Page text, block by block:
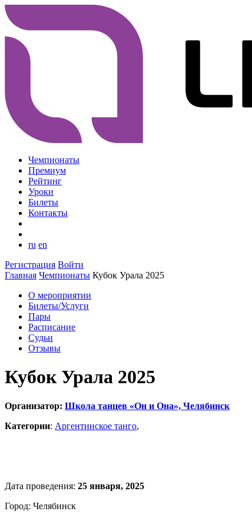
Чемпионаты
Премиум
Рейтинг
Уроки
Билеты
Контакты
ru en
Регистрация Войти
Главная Чемпионаты Кубок Урала 2025
О мероприятии
Билеты/Услуги
Пары
Расписание
Судьи
Отзывы
Кубок Урала 2025
Организатор: Школа танцев «Он и Она», Челябинск
Категории: Аргентинское танго,
Дата проведения: 25 января, 2025
Город: Челябинск